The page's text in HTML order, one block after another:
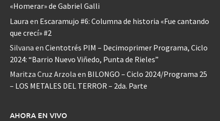
«Homerar» de Gabriel Galli
Laura en Escaramujo #6: Columna de historia «Fue cantando
que crecí» #2
Silvana en Cientotrés PIM – Decimoprimer Programa, Ciclo
2024: “Barrio Nuevo Viñedo, Punta de Rieles”
Maritza Cruz Arzola en BILONGO – Ciclo 2024/Programa 25
– LOS METALES DEL TERROR – 2da. Parte
AHORA EN VIVO